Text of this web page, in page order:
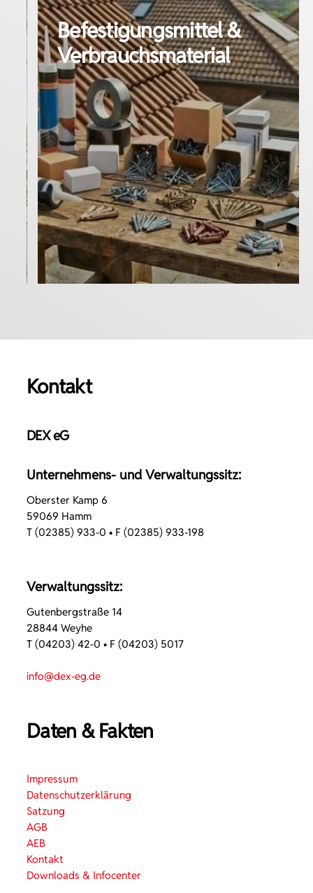
Befestigungsmittel &
Verbrauchsmaterial
Fassade
mehr erfahren
Kontakt
DEX eG
Unternehmens- und Verwaltungssitz:
Oberster Kamp 6
59069 Hamm
T (02385) 933-0 • F (02385) 933-198
Verwaltungssitz:
Gutenbergstraße 14
28844 Weyhe
T (04203) 42-0 • F (04203) 5017
info@dex-eg.de
Daten & Fakten
Impressum
Datenschutzerklärung
Satzung
AGB
AEB
Kontakt
Downloads & Infocenter